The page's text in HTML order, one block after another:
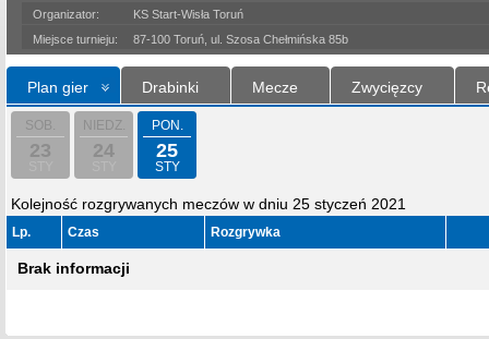
Organizator:
KS Start-Wisła Toruń
Miejsce turnieju:
87-100 Toruń, ul. Szosa Chełmińska 85b
Plan gier Drabinki Mecze Zwycięzcy
SOB.
23
NIEDZ.
24
PON.
25
STY
Kolejność rozgrywanych meczów w dniu 25 styczeń 2021
Lp. Czas Rozgrywka
Brak informacji